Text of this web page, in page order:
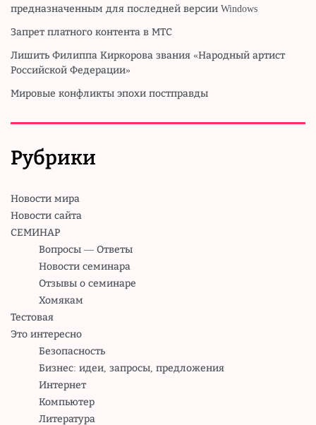
предназначенным для последней версии Windows
Запрет платного контента в МТС
Лишить Филиппа Киркорова звания «Народный артист
Российской Федерации»
Мировые конфликты эпохи постправды
Рубрики
Новости мира
Новости сайта
СЕМИНАР
Вопросы — Ответы
Новости семинара
Отзывы о семинаре
Хомякам
Тестовая
Это интересно
Безопасность
Бизнес: идеи, запросы, предложения
Интернет
Компьютер
Литература